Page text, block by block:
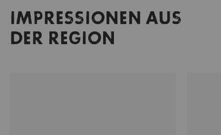
IMPRESSIONEN AUS
DER REGION